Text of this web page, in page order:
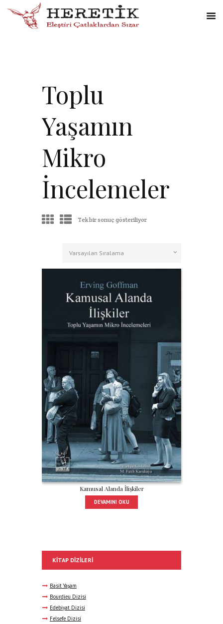
Toplu
Yaşamın
Mikro
İncelemeler
Tek bir sonuç gösteriliyor
Kamusal Alanda İlişkiler
DEVAMINI OKU
KITAP DIZILERI
Basit Yaşam
Bourdieu Dizisi
Edebiyat Dizisi
Felsefe Dizisi